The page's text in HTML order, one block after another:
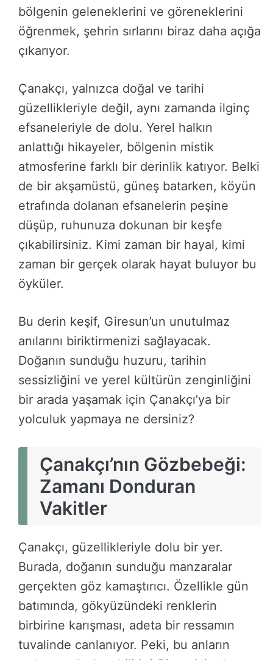
bölgenin geleneklerini ve göreneklerini
öğrenmek, şehrin sırlarını biraz daha açığa
çıkarıyor.
Çanakçı, yalnızca doğal ve tarihi
güzellikleriyle değil, aynı zamanda ilginç
efsaneleriyle de dolu. Yerel halkın
anlattığı hikayeler, bölgenin mistik
atmosferine farklı bir derinlik katıyor. Belki
de bir akşamüstü, güneş batarken, köyün
etrafında dolanan efsanelerin peşine
düşüp, ruhunuza dokunan bir keşfe
çıkabilirsiniz. Kimi zaman bir hayal, kimi
zaman bir gerçek olarak hayat buluyor bu
öyküler.
Bu derin keşif, Giresun’un unutulmaz
anılarını biriktirmenizi sağlayacak.
Doğanın sunduğu huzuru, tarihin
sessizliğini ve yerel kültürün zenginliğini
bir arada yaşamak için Çanakçı’ya bir
yolculuk yapmaya ne dersiniz?
Çanakçı’nın Gözbebeği:
Zamanı Donduran
Vakitler
Çanakçı, güzellikleriyle dolu bir yer.
Burada, doğanın sunduğu manzaralar
gerçekten göz kamaştırıcı. Özellikle gün
batımında, gökyüzündeki renklerin
birbirine karışması, adeta bir ressamın
tuvalinde canlanıyor. Peki, bu anların